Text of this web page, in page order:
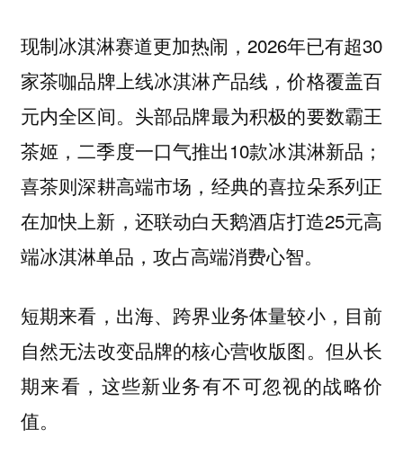
现制冰淇淋赛道更加热闹，2026年已有超30
家茶咖品牌上线冰淇淋产品线，价格覆盖百
元内全区间。头部品牌最为积极的要数霸王
茶姬，二季度一口气推出10款冰淇淋新品；
喜茶则深耕高端市场，经典的喜拉朵系列正
在加快上新，还联动白天鹅酒店打造25元高
端冰淇淋单品，攻占高端消费心智。
短期来看，出海、跨界业务体量较小，目前
自然无法改变品牌的核心营收版图。但从长
期来看，这些新业务有不可忽视的战略价
值。